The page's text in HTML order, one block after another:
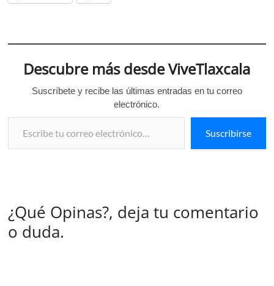
Descubre más desde ViveTlaxcala
Suscríbete y recibe las últimas entradas en tu correo
electrónico.
Escribe tu correo electrónico…
Suscribirse
¿Qué Opinas?, deja tu comentario
o duda.